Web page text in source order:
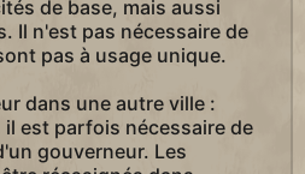
de base, mais aussi
Il n'est pas nécessaire de
pas à usage unique.
dans une autre ville :
est parfois nécessaire de
gouverneur. Les